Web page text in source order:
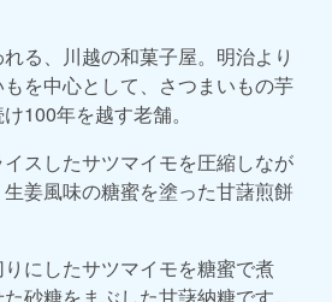
る、川越の和菓子屋。明治より
を中心として、さつまいもの芋
100年を越す老舗。
イスしたサツマイモを圧縮しなが
姜風味の糖蜜を塗った甘藷煎餅
りにしたサツマイモを糖蜜で煮
砂糖をまぶした甘藷納糖です。